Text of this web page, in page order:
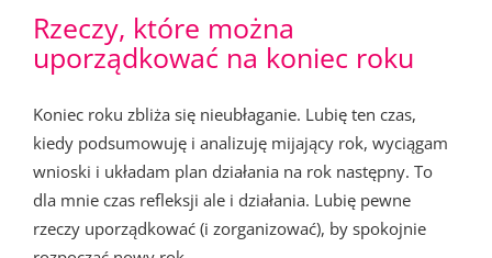
Rzeczy, które można
uporządkować na koniec roku
Koniec roku zbliża się nieubłaganie. Lubię ten czas,
kiedy podsumowuję i analizuję mijający rok, wyciągam
wnioski i układam plan działania na rok następny. To
dla mnie czas refleksji ale i działania. Lubię pewne
rzeczy uporządkować (i zorganizować), by spokojnie